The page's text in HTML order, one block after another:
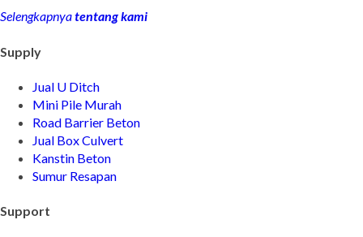
Selengkapnyatentang kami
Supply
Jual U Ditch
Mini Pile Murah
Road Barrier Beton
Jual Box Culvert
Kanstin Beton
Sumur Resapan
Support